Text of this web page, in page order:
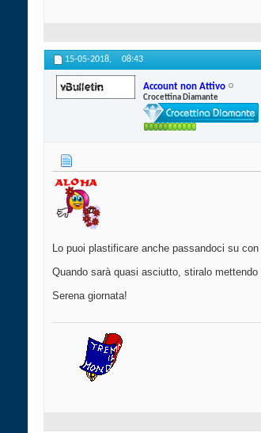
15-05-2018, 08:43
Account non Attivo
Crocettina Diamante
Lo puoi plastificare anche passandoci su
Quando sarà quasi asciutto, stiralo
Serena giornata!